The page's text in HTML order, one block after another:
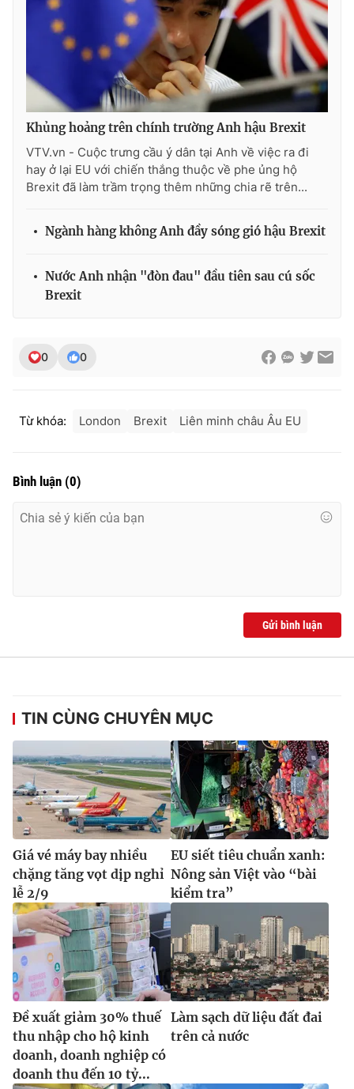
Ðiện thoại Thời báo VTV:
024.66 897 897
toasoan@vtv.vn
Liên hệ quảng cáo:
024-7300.7108
® Cấm sao chép dưới mọi hình thức nếu không có sự chấp
thuận bằng văn bản. Ghi rõ nguồn VTV.vn khi phát hành lại
Khủng hoảng trên chính trường Anh hậu Brexit
VTV.vn - Cuộc trưng cầu ý dân tại Anh về việc ra đi
hay ở lại EU với chiến thắng thuộc về phe ủng hộ
Brexit đã làm trầm trọng thêm những chia rẽ trên...
Ngành hàng không Anh đầy sóng gió hậu Brexit
Nước Anh nhận "đòn đau" đầu tiên sau cú sốc
Brexit
0 0
Từ khóa: London Brexit Liên minh châu Âu EU
Bình luận (0)
Gửi bình luận
TIN CÙNG CHUYÊN MỤC
Giá vé máy bay nhiều
chặng tăng vọt dịp nghỉ
lễ 2/9
EU siết tiêu chuẩn xanh:
Nông sản Việt vào “bài
kiểm tra”
Đề xuất giảm 30% thuế
thu nhập cho hộ kinh
doanh, doanh nghiệp có
doanh thu đến 10 tỷ...
Làm sạch dữ liệu đất đai
trên cả nước